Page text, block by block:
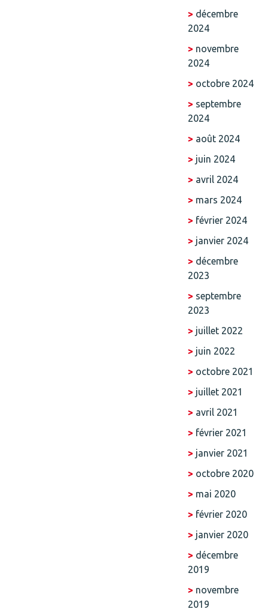
décembre
2024
novembre
2024
octobre 2024
septembre
2024
août 2024
juin 2024
avril 2024
mars 2024
février 2024
janvier 2024
décembre
2023
septembre
2023
juillet 2022
juin 2022
octobre 2021
juillet 2021
avril 2021
février 2021
janvier 2021
octobre 2020
mai 2020
février 2020
janvier 2020
décembre
2019
novembre
2019